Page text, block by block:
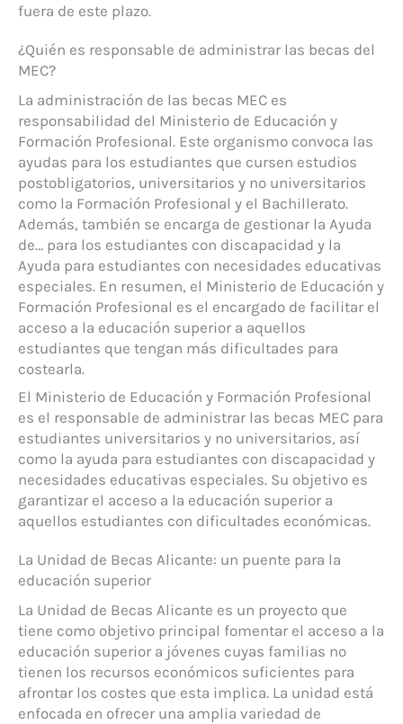
fuera de este plazo.
¿Quién es responsable de administrar las becas del
MEC?
La administración de las becas MEC es
responsabilidad del Ministerio de Educación y
Formación Profesional. Este organismo convoca las
ayudas para los estudiantes que cursen estudios
postobligatorios, universitarios y no universitarios
como la Formación Profesional y el Bachillerato.
Además, también se encarga de gestionar la Ayuda
de… para los estudiantes con discapacidad y la
Ayuda para estudiantes con necesidades educativas
especiales. En resumen, el Ministerio de Educación y
Formación Profesional es el encargado de facilitar el
acceso a la educación superior a aquellos
estudiantes que tengan más dificultades para
costearla.
El Ministerio de Educación y Formación Profesional
es el responsable de administrar las becas MEC para
estudiantes universitarios y no universitarios, así
como la ayuda para estudiantes con discapacidad y
necesidades educativas especiales. Su objetivo es
garantizar el acceso a la educación superior a
aquellos estudiantes con dificultades económicas.
La Unidad de Becas Alicante: un puente para la
educación superior
La Unidad de Becas Alicante es un proyecto que
tiene como objetivo principal fomentar el acceso a la
educación superior a jóvenes cuyas familias no
tienen los recursos económicos suficientes para
afrontar los costes que esta implica. La unidad está
enfocada en ofrecer una amplia variedad de